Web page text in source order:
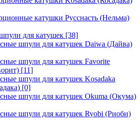
катушки Русснасть (Нельма)
для катушек [38]
шпули для катушек Daiwa (Дайва)
шпули для катушек Favorite
[11]
шпули для катушек Kosadaka
[0]
шпули для катушек Okuma (Окума)
шпули для катушек Ryobi (Риоби)